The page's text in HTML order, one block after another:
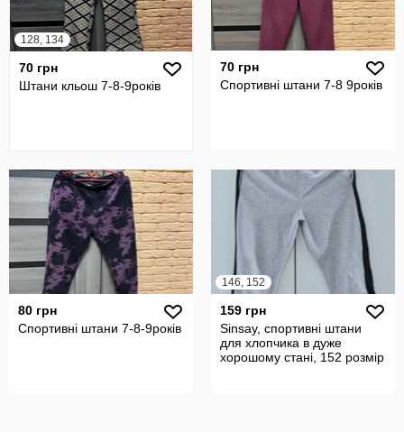
128, 134
70 грн
Штани кльош 7-8-9років
70 грн
Спортивні штани 7-8 9років
80 грн
Спортивні штани 7-8-9років
146, 152
159 грн
Sinsay, спортивні штани
для хлопчика в дуже
хорошому стані, 152 розмір